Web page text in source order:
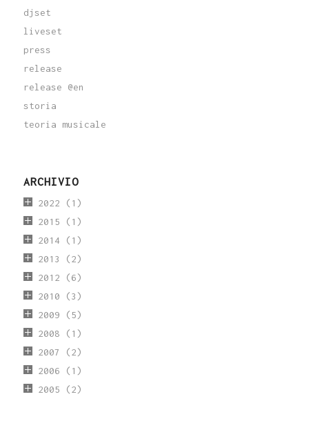
djset
liveset
press
release
release @en
storia
teoria musicale
ARCHIVIO
2022 (1)
2015 (1)
2014 (1)
2013 (2)
2012 (6)
2010 (3)
2009 (5)
2008 (1)
2007 (2)
2006 (1)
2005 (2)